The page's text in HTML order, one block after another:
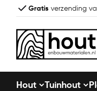
Gratis verzending
Hout Tuinhout